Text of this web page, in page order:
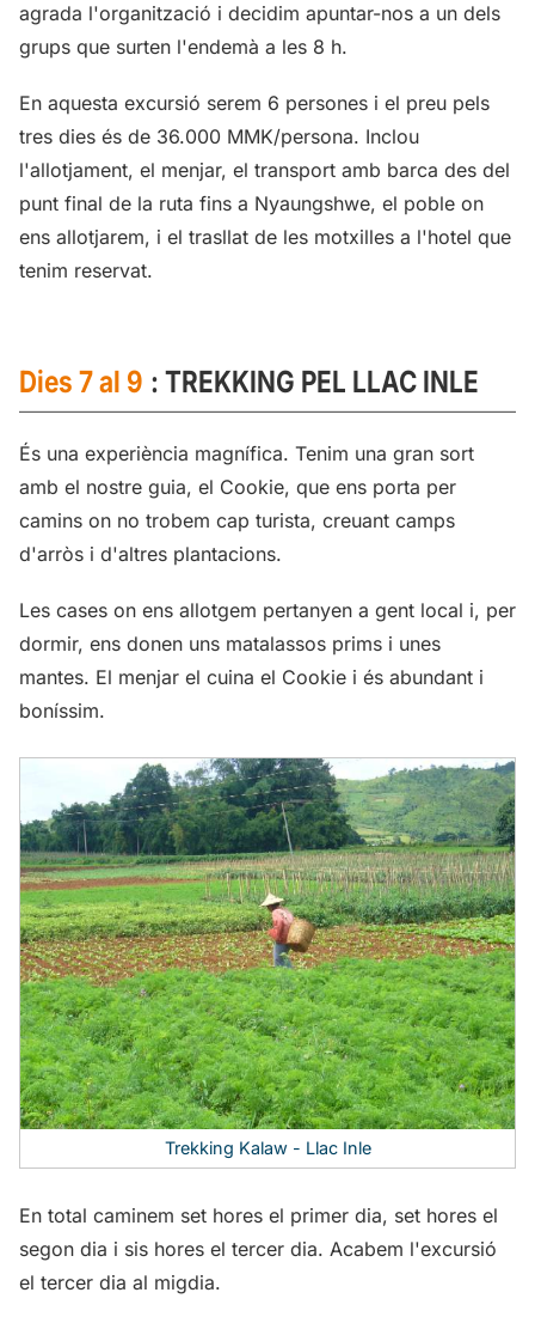
agrada l'organització i decidim apuntar-nos a un dels
grups que surten l'endemà a les 8 h.
En aquesta excursió serem 6 persones i el preu pels
tres dies és de 36.000 MMK/persona. Inclou
l'allotjament, el menjar, el transport amb barca des del
punt final de la ruta fins a Nyaungshwe, el poble on
ens allotjarem, i el trasllat de les motxilles a l'hotel que
tenim reservat.
Dies 7 al 9 : TREKKING PEL LLAC INLE
És una experiència magnífica. Tenim una gran sort
amb el nostre guia, el Cookie, que ens porta per
camins on no trobem cap turista, creuant camps
d'arròs i d'altres plantacions.
Les cases on ens allotgem pertanyen a gent local i, per
dormir, ens donen uns matalassos prims i unes
mantes. El menjar el cuina el Cookie i és abundant i
boníssim.
Trekking Kalaw - Llac Inle
En total caminem set hores el primer dia, set hores el
segon dia i sis hores el tercer dia. Acabem l'excursió
el tercer dia al migdia.